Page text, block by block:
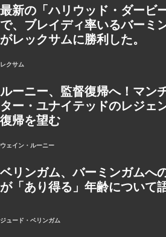
最新の「ハリウッド・ダービ
で、ブレイディ率いるバーミ
がレックサムに勝利した。
レクサム
ルーニー、監督復帰へ！マン
ター・ユナイテッドのレジェ
復帰を望む
ウェイン・ルーニー
ベリンガム、バーミンガムへ
が「あり得る」年齢について
ジュード・ベリンガム